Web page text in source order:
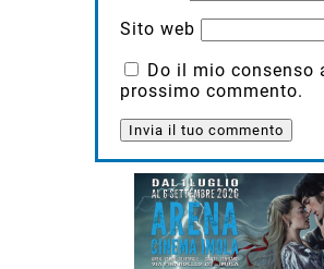
Sito web
Do il mio consenso
prossimo commento.